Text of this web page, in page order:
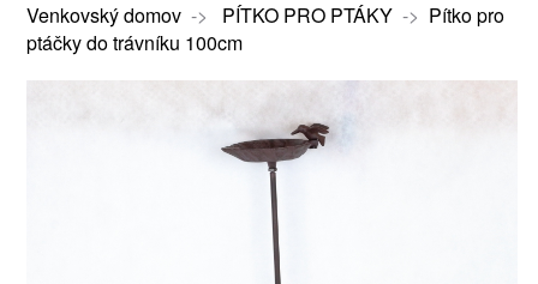
Venkovský domov-> PÍTKO PRO PTÁKY-> Pítko pro
ptáčky do trávníku 100cm